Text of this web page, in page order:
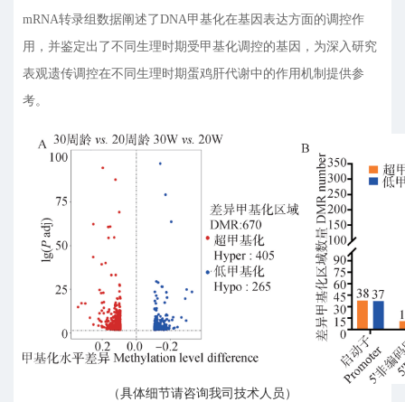
mRNA转录组数据阐述了DNA甲基化在基因表达方面的调控作
用，并鉴定出了不同生理时期受甲基化调控的基因，为深入研究
表观遗传调控在不同生理时期蛋鸡肝代谢中的作用机制提供参
考。
（具体细节请咨询我司技术人员）